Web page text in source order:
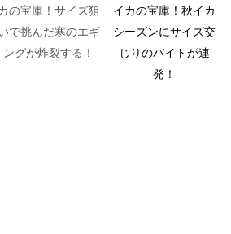
の宝庫！サイズ狙
で挑んだ寒のエギ
ングが炸裂する！
イカの宝庫！秋イカ
シーズンにサイズ交
じりのバイトが連
発！